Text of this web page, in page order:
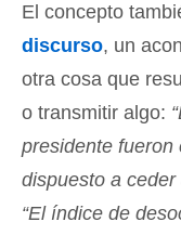
El concepto
discurso, un
otra cosa que
o transmitir algo:
presidente fueron
dispuesto a
“El índice de